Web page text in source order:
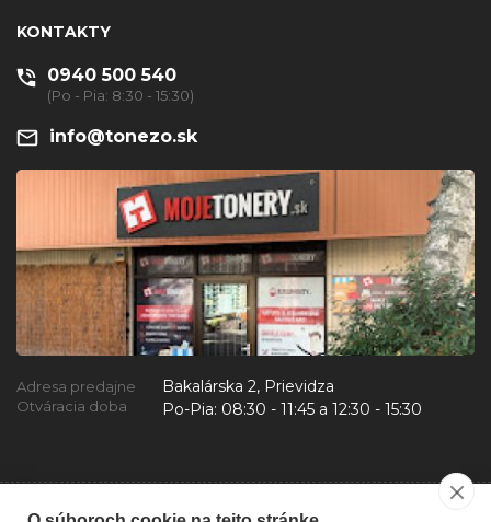
KONTAKTY
0940 500 540
(Po - Pia: 8:30 - 15:30)
info@tonezo.sk
Adresa predajne Bakalárska 2, Prievidza
Otváracia doba Po-Pia: 08:30 - 11:45 a 12:30 - 15:30